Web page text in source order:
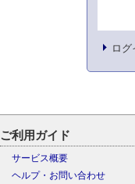
ログ
ご利用ガイド
サービス概要
ヘルプ・お問い合わせ